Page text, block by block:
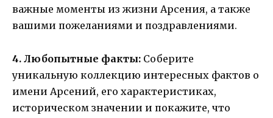
важные моменты из жизни Арсения, а также
вашими пожеланиями и поздравлениями.
4. Любопытные факты: Соберите
уникальную коллекцию интересных фактов о
имени Арсений, его характеристиках,
историческом значении и покажите, что